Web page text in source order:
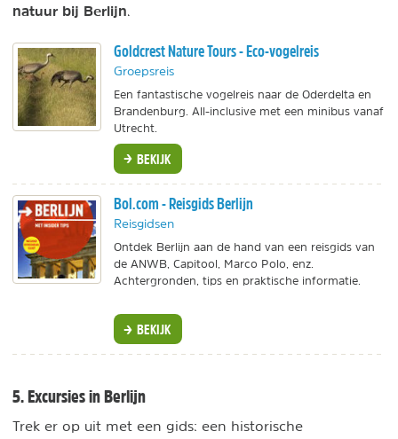
natuur bij Berlijn
Goldcrest Nature Tours - Eco-vogelreis
Groepsreis
Een fantastische vogelreis naar de Oderdelta en
Brandenburg. All-inclusive met een minibus vanaf
Utrecht.
BEKIJK
Bol.com - Reisgids Berlijn
Reisgidsen
Ontdek Berlijn aan de hand van een reisgids van
de ANWB, Capitool, Marco Polo, enz.
Achtergronden, tips en praktische informatie.
BEKIJK
5. Excursies in Berlijn
Trek er op uit met een gids: een historische